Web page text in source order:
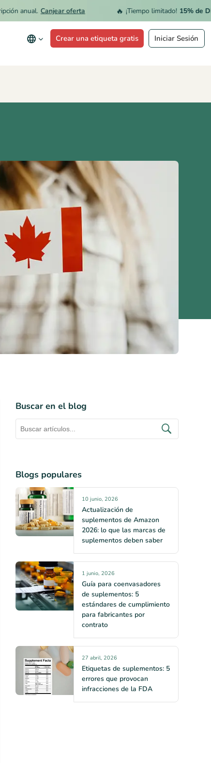
anual. Canjear oferta ¡Tiempo limitado! 15% de
Crear una etiqueta gratis Iniciar Sesión
Buscar en el blog
Blogs populares
10 junio, 2026
Actualización de
suplementos de Amazon
2026: lo que las marcas de
suplementos deben saber
1 junio, 2026
Guía para coenvasadores
de suplementos: 5
estándares de cumplimiento
para fabricantes por
contrato
27 abril, 2026
Etiquetas de suplementos: 5
errores que provocan
infracciones de la FDA